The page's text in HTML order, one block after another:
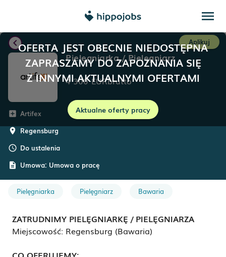
menu
OFERTA JEST OBECNIE NIEDOSTĘPNA
ZAPRASZAMY DO ZAPOZNANIA SIĘ
Z INNYMI AKTUALNYMI OFERTAMI
Aktualne oferty pracy
chevron_left Aplikuj
Pielęgniarka / Pielęgniarz
4 300EURbrutto
add_box Artifex
room Regensburg
schedule Do ustalenia
description Umowa: Umowa o pracę
Pielęgniarka Pielęgniarz Bawaria
ZATRUDNIMY PIELĘGNIARKĘ / PIELĘGNIARZA
Miejscowość: Regensburg (Bawaria)